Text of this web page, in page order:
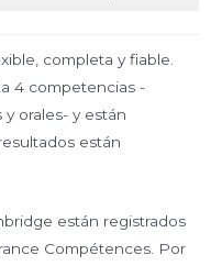
completa y fiable.
4 competencias -
orales- y están
están
están registrados
Compétences. Por